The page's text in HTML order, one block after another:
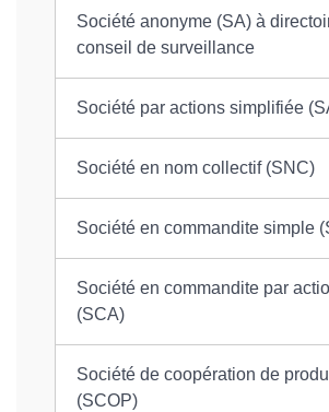
Société anonyme (SA) à
conseil de surveillance
Société par actions simplifiée
Société en nom collectif (SNC)
Société en commandite simple
Société en commandite par
(SCA)
Société de coopération de
(SCOP)